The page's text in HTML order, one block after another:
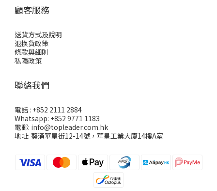
顧客服務
送貨方式及說明
退換貨政策
條款與細則
私隱政策
聯絡我們
電話 : +852 2111 2884
Whatsapp: +852 9771 1183
電郵: info@topleader.com.hk
地址: 葵涌華星街12-14號，華星工業大廈14樓A室